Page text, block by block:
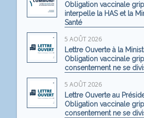
Obligation vaccinale
interpelle la HAS et la
Santé
5 AOÛT 2026
Lettre Ouverte à la
Obligation vaccinale
consentement ne se
5 AOÛT 2026
Lettre Ouverte au
Obligation vaccinale
consentement ne se